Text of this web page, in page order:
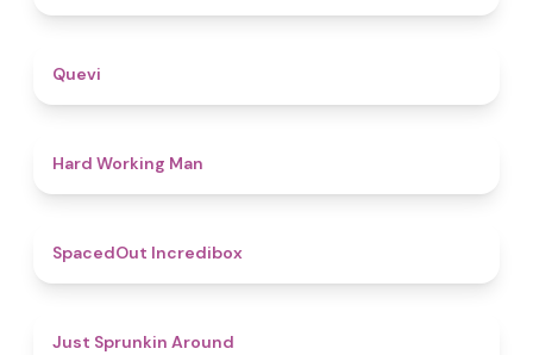
Quevi
Hard Working Man
SpacedOut Incredibox
Just Sprunkin Around